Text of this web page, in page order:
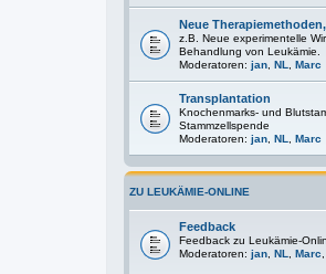
Neue
z.B. Neue experimentelle
Behandlung von Leukämie.
Moderatoren: jan NL Marc
Transplantation
Knochenmarks- und
Stammzellspende
Moderatoren: jan NL Marc
ZU LEUKÄMIE-ONLINE
Feedback
Feedback zu Leukämie-
Moderatoren: jan NL Marc